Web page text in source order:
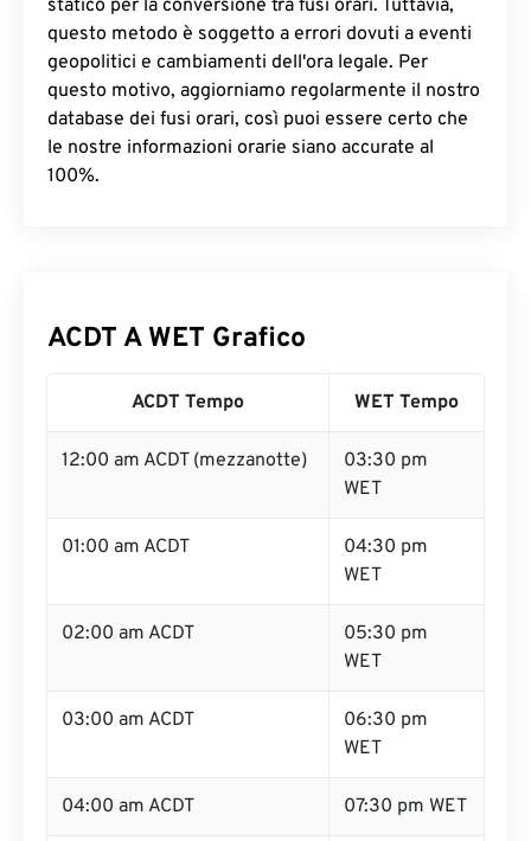
statico per la conversione tra fusi orari. Tuttavia,
questo metodo è soggetto a errori dovuti a eventi
geopolitici e cambiamenti dell'ora legale. Per
questo motivo, aggiorniamo regolarmente il nostro
database dei fusi orari, così puoi essere certo che
le nostre informazioni orarie siano accurate al
100%.
ACDT A WET Grafico
ACDT Tempo WET Tempo
12:00 am ACDT (mezzanotte)
03:30 pm
WET
01:00 am ACDT
04:30 pm
WET
02:00 am ACDT
05:30 pm
WET
03:00 am ACDT
06:30 pm
WET
04:00 am ACDT 07:30 pm WET